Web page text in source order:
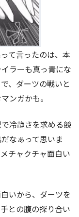
て言ったのは、本
ラーも真っ青にな
、ダーツの戦いと
ンガかも。
冷静さを求める競
なぁって思いま
チャクチャ面白い
いから、ダーツを
との腹の探り合い